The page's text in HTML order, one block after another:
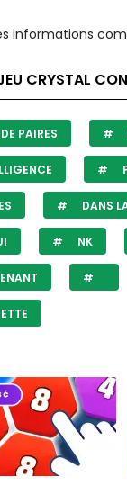
informations
CRYSTAL
PAIRES
DANS
NK